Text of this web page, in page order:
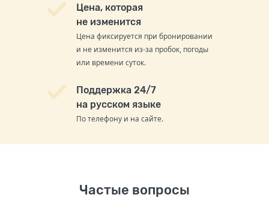
Цена, которая
не изменится
Цена фиксируется при бронировании
и не изменится из-за пробок, погоды
или времени суток.
Поддержка 24/7
на русском языке
По телефону и на сайте.
Частые вопросы